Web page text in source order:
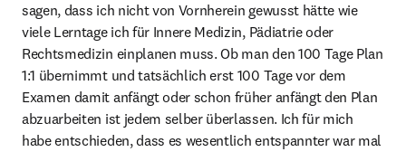
sagen, dass ich nicht von Vornherein gewusst hätte wie
viele Lerntage ich für Innere Medizin, Pädiatrie oder
Rechtsmedizin einplanen muss. Ob man den 100 Tage Plan
1:1 übernimmt und tatsächlich erst 100 Tage vor dem
Examen damit anfängt oder schon früher anfängt den Plan
abzuarbeiten ist jedem selber überlassen. Ich für mich
habe entschieden, dass es wesentlich entspannter war mal